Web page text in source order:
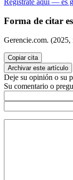
Regístrate aquí — es
Forma de citar
Gerencie.com. (2025,
Copiar cita
Archivar este artículo
Deje su opinión o su
Su comentario o